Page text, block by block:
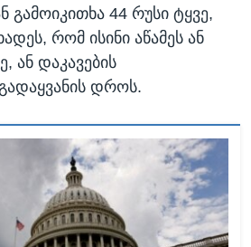
გამოიკითხა 44 რუსი ტყვე,
რომ ისინი აწამეს ან
ან დაკავების
დროს.